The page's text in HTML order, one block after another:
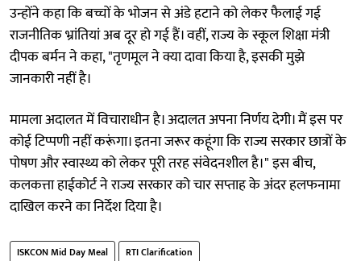
उन्होंने कहा कि बच्चों के भोजन से अंडे हटाने को लेकर फैलाई गई
राजनीतिक भ्रांतियां अब दूर हो गई हैं। वहीं, राज्य के स्कूल शिक्षा मंत्री
दीपक बर्मन ने कहा, "तृणमूल ने क्या दावा किया है, इसकी मुझे
जानकारी नहीं है।
मामला अदालत में विचाराधीन है। अदालत अपना निर्णय देगी। मैं इस पर
कोई टिप्पणी नहीं करूंगा। इतना जरूर कहूंगा कि राज्य सरकार छात्रों के
पोषण और स्वास्थ्य को लेकर पूरी तरह संवेदनशील है।" इस बीच,
कलकत्ता हाईकोर्ट ने राज्य सरकार को चार सप्ताह के अंदर हलफनामा
दाखिल करने का निर्देश दिया है।
ISKCON Mid Day Meal RTI Clarification